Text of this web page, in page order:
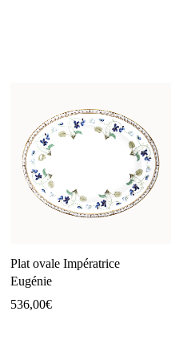
Plat ovale Impératrice
Eugénie
536,00€